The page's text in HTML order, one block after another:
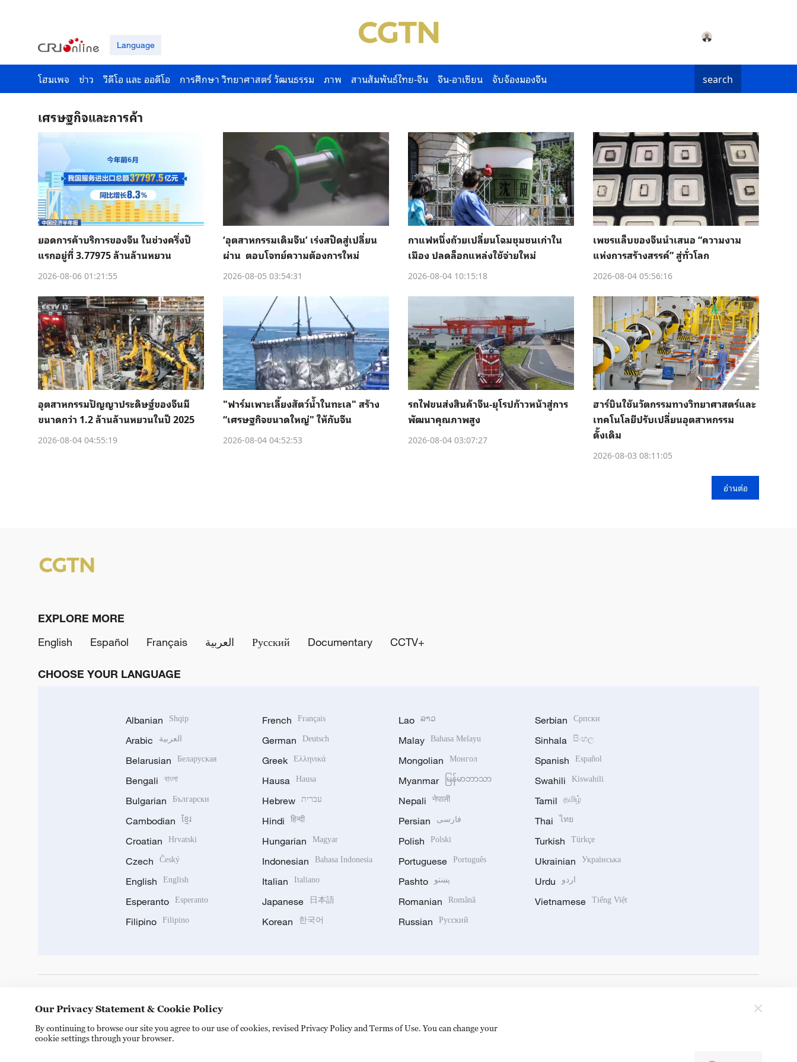
Language
โฮมเพจ ข่าว วีดีโอ และ ออดีโอ การศึกษา วิทยาศาสตร์ วัฒนธรรม ภาพ สานสัมพันธ์ไทย-จีน จีน-อาเซียน จับจ้องมองจีน search
เศรษฐกิจและการค้า
ยอดการค้าบริการของจีน ในช่วงครึ่งปี
แรกอยู่ที่ 3.77975 ล้านล้านหยวน
2026-08-06 01:21:55
‘อุตสาหกรรมเดิมจีน’ เร่งสปีดสู่เปลี่ยน
ผ่าน ตอบโจทย์ความต้องการใหม่
2026-08-05 03:54:31
กาแฟหนึ่งถ้วยเปลี่ยนโฉมชุมชนเก่าใน
เมือง ปลดล็อกแหล่งใช้จ่ายใหม่
2026-08-04 10:15:18
เพชรแล็บของจีนนำเสนอ “ความงาม
แห่งการสร้างสรรค์” สู่ทั่วโลก
2026-08-04 05:56:16
อุตสาหกรรมปัญญาประดิษฐ์ของจีนมี
ขนาดกว่า 1.2 ล้านล้านหยวนในปี 2025
2026-08-04 04:55:19
"ฟาร์มเพาะเลี้ยงสัตว์น้ำในทะเล" สร้าง
“เศรษฐกิจขนาดใหญ่" ให้กับจีน
2026-08-04 04:52:53
รถไฟขนส่งสินค้าจีน-ยุโรปก้าวหน้าสู่การ
พัฒนาคุณภาพสูง
2026-08-04 03:07:27
ฮาร์บินใช้นวัตกรรมทางวิทยาศาสตร์และ
เทคโนโลยีปรับเปลี่ยนอุตสาหกรรม
ดั้งเดิม
2026-08-03 08:11:05
อ่านต่อ
EXPLORE MORE
English
Español Français العربية Русский Documentary CCTV+
CHOOSE YOUR LANGUAGE
Albanian Shqip
Arabic العربية
Belarusian Беларуская
Bengali বাংলা
Bulgarian Български
Cambodian ខ្មែរ
Croatian Hrvatski
Czech Český
English English
Esperanto Esperanto
Filipino Filipino
French Français
German Deutsch
Greek Ελληνικά
Hausa Hausa
Hebrew עברית
Hindi हिन्दी
Hungarian Magyar
Indonesian Bahasa Indonesia
Italian Italiano
Japanese 日本語
Korean 한국어
Lao ລາວ
Malay Bahasa Melayu
Mongolian Монгол
Myanmar မြန်မာဘာသာ
Nepali नेपाली
Persian فارسی
Polish Polski
Portuguese Português
Pashto پښتو
Romanian Română
Russian Русский
Serbian Српски
Sinhala සිංහල
Spanish Español
Swahili Kiswahili
Tamil தமிழ்
Thai ไทย
Turkish Türkçe
Ukrainian Українська
Urdu اردو
Vietnamese Tiếng Việt
Our Privacy Statement & Cookie Policy
By continuing to browse our site you agree to our use of cookies, revised Privacy Policy and Terms of Use. You can change your
cookie settings through your browser.